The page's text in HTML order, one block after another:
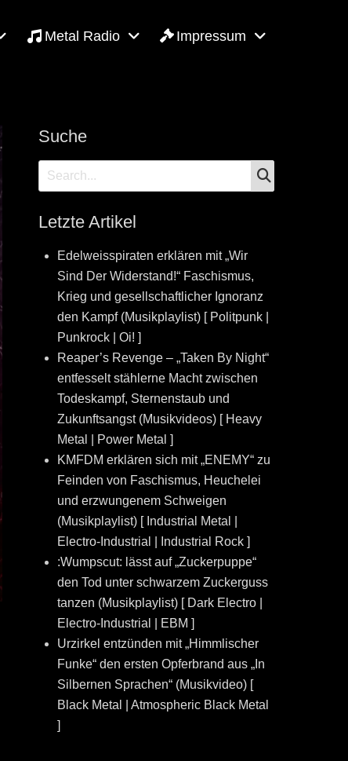
Metal Radio Impressum
Suche
Search
for:
Letzte Artikel
Edelweisspiraten erklären mit „Wir
Sind Der Widerstand!“ Faschismus,
Krieg und gesellschaftlicher Ignoranz
den Kampf (Musikplaylist) [ Politpunk |
Punkrock | Oi! ]
Reaper’s Revenge – „Taken By Night“
entfesselt stählerne Macht zwischen
Todeskampf, Sternenstaub und
Zukunftsangst (Musikvideos) [ Heavy
Metal | Power Metal ]
KMFDM erklären sich mit „ENEMY“ zu
Feinden von Faschismus, Heuchelei
und erzwungenem Schweigen
(Musikplaylist) [ Industrial Metal |
Electro-Industrial | Industrial Rock ]
:Wumpscut: lässt auf „Zuckerpuppe“
den Tod unter schwarzem Zuckerguss
tanzen (Musikplaylist) [ Dark Electro |
Electro-Industrial | EBM ]
Urzirkel entzünden mit „Himmlischer
Funke“ den ersten Opferbrand aus „In
Silbernen Sprachen“ (Musikvideo) [
Black Metal | Atmospheric Black Metal
]